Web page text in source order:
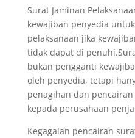
Surat Jaminan
kewajiban penyedia
pelaksanaan jika
tidak dapat di
bukan pengganti
oleh penyedia, tetapi
penagihan dan
kepada perusahaan
Kegagalan pencairan